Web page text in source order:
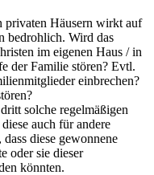
privaten Häusern wirkt auf
bedrohlich. Wird das
im eigenen Haus / in
der Familie stören? Evtl.
einbrechen?
solche regelmäßigen
auch für andere
diese gewonnene
oder sie dieser
könnten.